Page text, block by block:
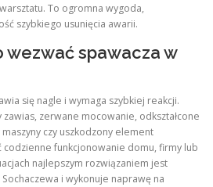
To ogromna wygoda,
szybkiego usunięcia awarii.
wezwać spawacza w
się nagle i wymaga szybkiej reakcji.
zawias, zerwane mocowanie, odkształcone
czy uszkodzony element
codzienne funkcjonowanie domu, firmy lub
najlepszym rozwiązaniem jest
i wykonuje naprawę na